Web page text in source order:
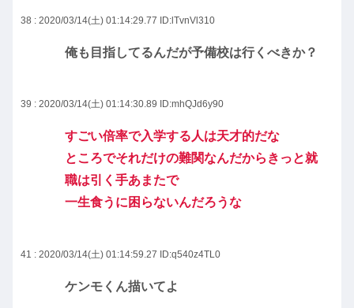
38 : 2020/03/14(土) 01:14:29.77 ID:lTvnVl310
俺も目指してるんだが予備校は行くべきか？
39 : 2020/03/14(土) 01:14:30.89 ID:mhQJd6y90
すごい倍率で入学する人は天才的だな
ところでそれだけの難関なんだからきっと就
職は引く手あまたで
一生食うに困らないんだろうな
41 : 2020/03/14(土) 01:14:59.27 ID:q540z4TL0
ケンモくん描いてよ